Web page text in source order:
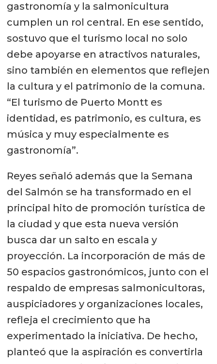
gastronomía y la salmonicultura
cumplen un rol central. En ese sentido,
sostuvo que el turismo local no solo
debe apoyarse en atractivos naturales,
sino también en elementos que reflejen
la cultura y el patrimonio de la comuna.
“El turismo de Puerto Montt es
identidad, es patrimonio, es cultura, es
música y muy especialmente es
gastronomía”.
Reyes señaló además que la Semana
del Salmón se ha transformado en el
principal hito de promoción turística de
la ciudad y que esta nueva versión
busca dar un salto en escala y
proyección. La incorporación de más de
50 espacios gastronómicos, junto con el
respaldo de empresas salmonicultoras,
auspiciadores y organizaciones locales,
refleja el crecimiento que ha
experimentado la iniciativa. De hecho,
planteó que la aspiración es convertirla